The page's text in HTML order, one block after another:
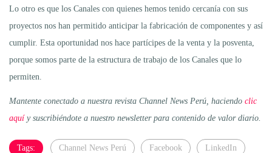
Lo otro es que los Canales con quienes hemos tenido cercanía con sus
proyectos nos han permitido anticipar la fabricación de componentes y así
cumplir. Esta oportunidad nos hace partícipes de la venta y la posventa,
porque somos parte de la estructura de trabajo de los Canales que lo
permiten.
Mantente conectado a nuestra revista Channel News Perú, haciendo clic
aquíy suscribiéndote a nuestro newsletter para contenido de valor diario.
Tags: Channel News Perú Facebook LinkedIn